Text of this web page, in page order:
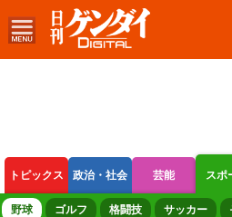
トピックス 政治・社会 芸能 スポ
ボートレース 競輪 オートレース
野球 ゴルフ 格闘技 サッカー